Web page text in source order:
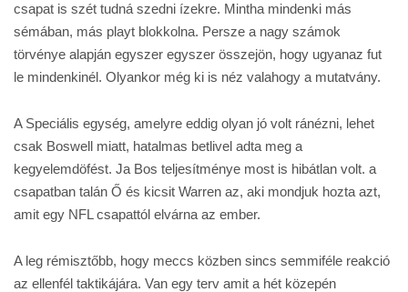
csapat is szét tudná szedni ízekre. Mintha mindenki más
sémában, más playt blokkolna. Persze a nagy számok
törvénye alapján egyszer egyszer összejön, hogy ugyanaz fut
le mindenkinél. Olyankor még ki is néz valahogy a mutatvány.
A Speciális egység, amelyre eddig olyan jó volt ránézni, lehet
csak Boswell miatt, hatalmas betlivel adta meg a
kegyelemdöfést. Ja Bos teljesítménye most is hibátlan volt. a
csapatban talán Ő és kicsit Warren az, aki mondjuk hozta azt,
amit egy NFL csapattól elvárna az ember.
A leg rémisztőbb, hogy meccs közben sincs semmiféle reakció
az ellenfél taktikájára. Van egy terv amit a hét közepén